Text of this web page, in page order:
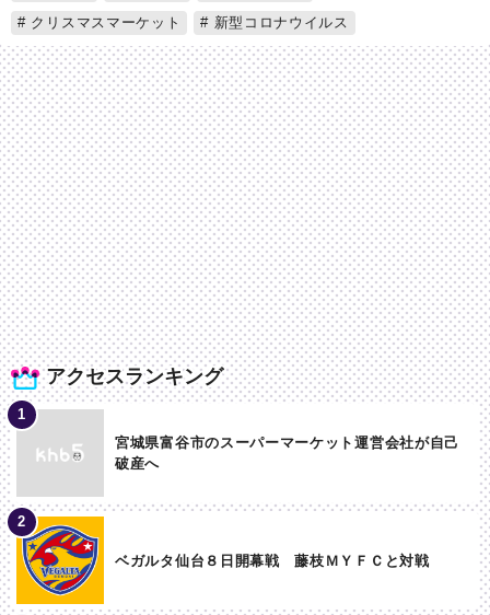
アクセスランキング
宮城県富谷市のスーパーマーケット運営会社が自己
破産へ
ベガルタ仙台８日開幕戦 藤枝ＭＹＦＣと対戦
クリスマスマーケット
新型コロナウイルス